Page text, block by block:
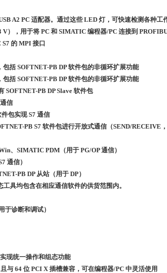
A2 PC 适配器。通过这些 LED 灯，可快速检测各种工
V），用于将 PC 和 SIMATIC 编程器/PC 连接到
的 MPI 接口
包括 SOFTNET-PB DP 软件包的非循环扩展功能
包括 SOFTNET-PB DP 软件包的非循环扩展功能
SOFTNET-PB DP Slave 软件包
信
包实现 S7 通信
PB S7 软件包进行开放式通信（SEND/RECEIVE，
、SIMATIC PDM（用于 PG/OP 通信）
通信）
PB DP 从站（用于 DP）
具均包含在相应通信软件的供货范围内。
于诊断和调试）
现统一操作和组态功能
与 64 位 PCI X 插槽兼容，可在编程器/PC 中灵活使用